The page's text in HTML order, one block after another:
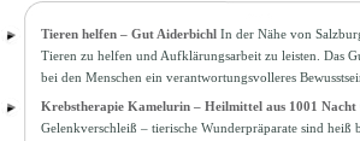
Tieren helfen – Gut Aiderbichl In der Nähe von
Tieren zu helfen und Aufklärungsarbeit zu leisten. Das
bei den Menschen ein verantwortungsvolleres
Krebstherapie Kamelurin – Heilmittel aus 1001 Nacht
Gelenkverschleiß – tierische Wunderpräparate sind